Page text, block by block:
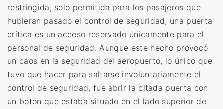
restringida, solo permitida para los pasajeros que
hubieran pasado el control de seguridad; una puerta
crítica es un acceso reservado únicamente para el
personal de seguridad.Aunque este hecho provocó
un caos en la seguridad del aeropuerto, lo único que
tuvo que hacer para saltarse involuntariamente el
control de seguridad, fue abrir la citada puerta con
un botón que estaba situado en el lado superior de